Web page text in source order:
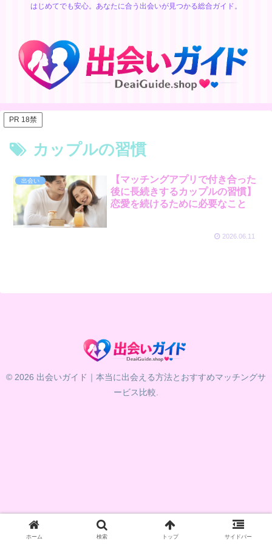
はじめてでも安心。あなたに合う出会いが見つかる総合ガイド。
PR 18禁
カップルの習慣
出会い
【マッチングアプリで付き合った
後に長続きするカップルの習慣】
恋愛を続けるために必要なこと
2026.06.11
© 2026 出会いガイド｜本当に出会える方法とおすすめマッチングサ
ービス比較.
ホーム 検索 トップ サイドバー